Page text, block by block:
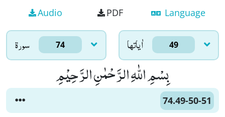
Audio PDF Language
سورۃ 74 اٰياتها 49
بِسْمِ اللّٰهِ الرَّحْمٰنِ الرَّحِیْمِ
74.49-50-51